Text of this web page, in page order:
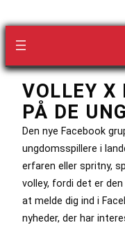
VOLLEY X
PÅ DE
Den nye Facebook
ungdomsspillere i
erfaren eller spritny,
volley, fordi det er
at melde dig ind i
nyheder, der har